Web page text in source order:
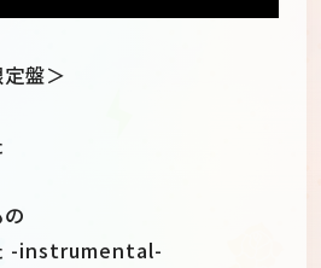
盤＞
-instrumental-